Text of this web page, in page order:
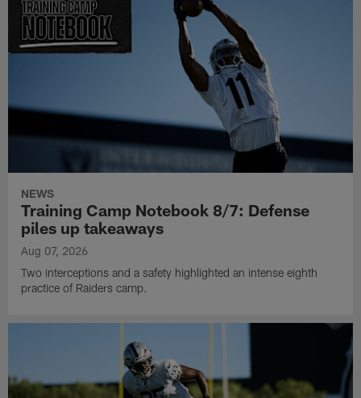
NEWS
Training Camp Notebook 8/7: Defense
piles up takeaways
Aug 07, 2026
Two interceptions and a safety highlighted an intense eighth
practice of Raiders camp.